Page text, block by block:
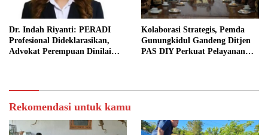
Dr. Indah Riyanti: PERADI
Profesional Dideklarasikan,
Advokat Perempuan Dinilai
Kolaborasi Strategis, Pemda
Gunungkidul Gandeng Ditjen
PAS DIY Perkuat Pelayanan
Rekomendasi untuk kamu